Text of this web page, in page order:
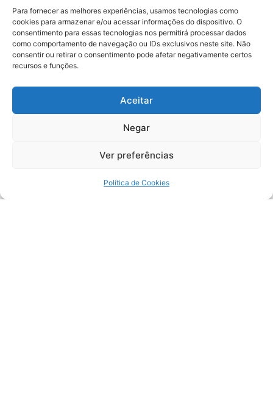
Para fornecer as melhores experiências, usamos tecnologias como
cookies para armazenar e/ou acessar informações do dispositivo. O
consentimento para essas tecnologias nos permitirá processar dados
como comportamento de navegação ou IDs exclusivos neste site. Não
consentir ou retirar o consentimento pode afetar negativamente certos
recursos e funções.
Aceitar
Negar
Ver preferências
Política de Cookies
Últimas Notícias
Homem é preso no Rio ao desembarcar de voo